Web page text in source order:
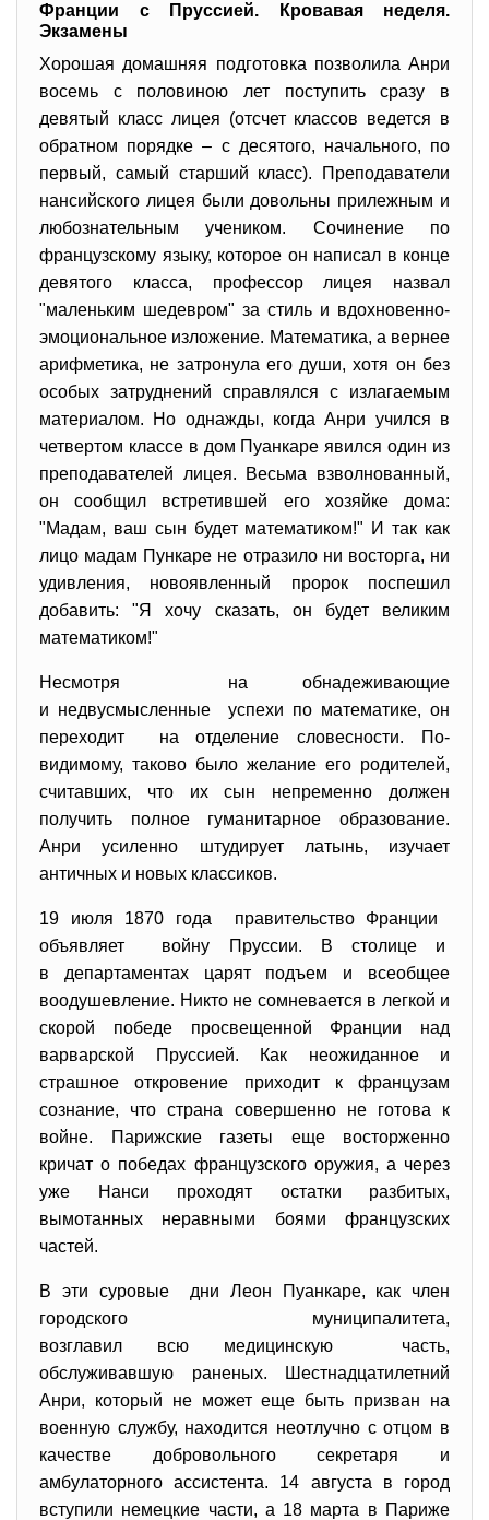
Франции с Пруссией. Кровавая неделя.
Экзамены
Хорошая домашняя подготовка позволила Анри
восемь с половиною лет поступить сразу в
девятый класс лицея (отсчет классов ведется в
обратном порядке – с десятого, начального, по
первый, самый старший класс). Преподаватели
нансийского лицея были довольны прилежным и
любознательным учеником. Сочинение по
французскому языку, которое он написал в конце
девятого класса, профессор лицея назвал
"маленьким шедевром" за стиль и вдохновенно-
эмоциональное изложение. Математика, а вернее
арифметика, не затронула его души, хотя он без
особых затруднений справлялся с излагаемым
материалом. Но однажды, когда Анри учился в
четвертом классе в дом Пуанкаре явился один из
преподавателей лицея. Весьма взволнованный,
он сообщил встретившей его хозяйке дома:
"Мадам, ваш сын будет математиком!" И так как
лицо мадам Пункаре не отразило ни восторга, ни
удивления, новоявленный пророк поспешил
добавить: "Я хочу сказать, он будет великим
математиком!"
Несмотря на обнадеживающие
и недвусмысленные успехи по математике, он
переходит на отделение словесности. По-
видимому, таково было желание его родителей,
считавших, что их сын непременно должен
получить полное гуманитарное образование.
Анри усиленно штудирует латынь, изучает
античных и новых классиков.
19 июля 1870 года правительство Франции
объявляет войну Пруссии. В столице и
в департаментах царят подъем и всеобщее
воодушевление. Никто не сомневается в легкой и
скорой победе просвещенной Франции над
варварской Пруссией. Как неожиданное и
страшное откровение приходит к французам
сознание, что страна совершенно не готова к
войне. Парижские газеты еще восторженно
кричат о победах французского оружия, а через
уже Нанси проходят остатки разбитых,
вымотанных неравными боями французских
частей.
В эти суровые дни Леон Пуанкаре, как член
городского муниципалитета,
возглавил всю медицинскую часть,
обслуживавшую раненых. Шестнадцатилетний
Анри, который не может еще быть призван на
военную службу, находится неотлучно с отцом в
качестве добровольного секретаря и
амбулаторного ассистента. 14 августа в город
вступили немецкие части, а 18 марта в Париже